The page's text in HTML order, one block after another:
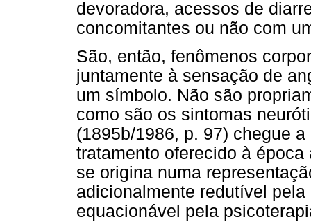
devoradora, acessos de
concomitantes ou não com
São, então, fenômenos
juntamente à sensação de
um símbolo. Não são
como são os sintomas
(1895b/1986, p. 97) chegue
tratamento oferecido à
se origina numa
adicionalmente redutível
equacionável pela